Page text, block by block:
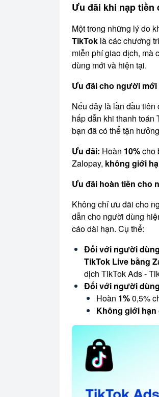
Ưu đãi khi nạp tiền
Một trong những lý do
TikTok là các chương
miễn phí giao dịch, mà
dùng mới và hiện tại.
Ưu đãi cho người
Nếu đây là lần đầu
hấp dẫn khi thanh toán
bạn đã có thể tận
Ưu đãi: Hoàn 10%cho
Zalopay, không giới
Ưu đãi hoàn tiền cho
Không chỉ ưu đãi cho
dẫn cho người dùng
cáo dài hạn. Cụ thể:
Đối với người
TikTok Live bằng
dịch TikTok Ads -
Đối với người
Hoàn 1%0,5%
Không giới hạn